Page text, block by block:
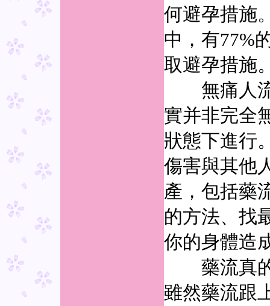
何避孕措施
中，有77%
取避孕措施
無痛人流
實并非完全
狀態下進行
傷害與其他
產，包括藥
的方法、找
你的身體造
藥流真的
雖然藥流跟